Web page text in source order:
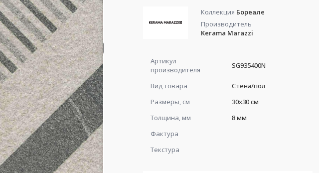
Коллекция Бореале
Производитель
Kerama Marazzi
Артикул
производителя
SG935400N
Вид товара
Стена/пол
Размеры, см
30x30 см
Толщина, мм
8 мм
Фактура
Текстура